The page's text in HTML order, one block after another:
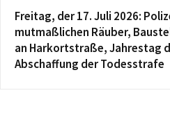
Freitag, der 17. Juli 2026:
mutmaßlichen Räuber,
an Harkortstraße, Jahrestag
Abschaffung der Todesstrafe